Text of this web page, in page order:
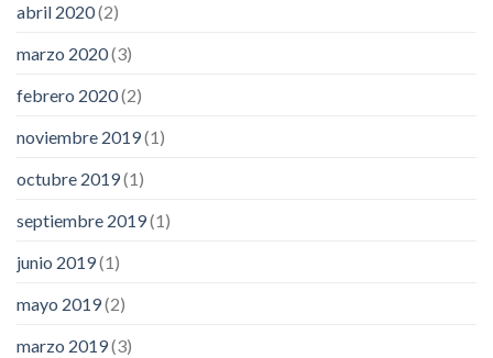
abril 2020(2)
marzo 2020(3)
febrero 2020(2)
noviembre 2019(1)
octubre 2019(1)
septiembre 2019(1)
junio 2019(1)
mayo 2019(2)
marzo 2019(3)